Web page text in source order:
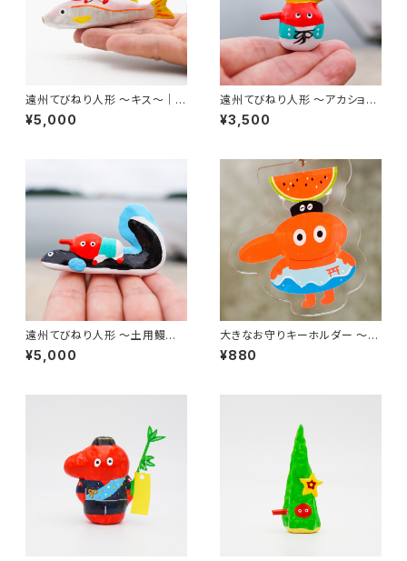
遠州てびねり人形 〜キス〜｜全
長約9.5cm
¥5,000
遠州てびねり人形 〜アカショウ
ビン〜｜高さ約4.5cm
¥3,500
遠州てびねり人形 〜土用鰻〜
｜全長約7cm
¥5,000
大きなお守りキーホルダー 〜海
上安全〜｜高さ約7.5cm
¥880